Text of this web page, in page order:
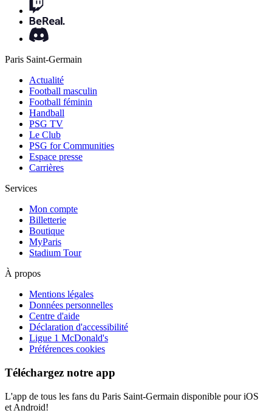
Paris Saint-Germain
Actualité
Football masculin
Football féminin
Handball
PSG TV
Le Club
PSG for Communities
Espace presse
Carrières
Services
Mon compte
Billetterie
Boutique
MyParis
Stadium Tour
À propos
Mentions légales
Données personnelles
Centre d'aide
Déclaration d'accessibilité
Ligue 1 McDonald's
Préférences cookies
Téléchargez notre app
L'app de tous les fans du Paris Saint-Germain disponible pour iOS
et Android!